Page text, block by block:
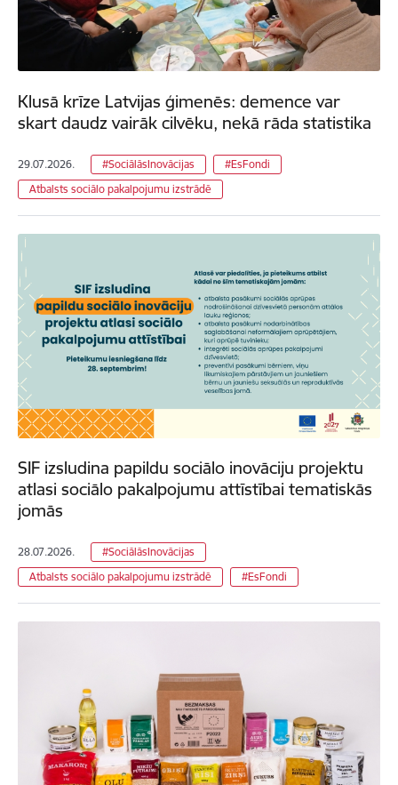
Klusā krīze Latvijas ģimenēs: demence var
skart daudz vairāk cilvēku, nekā rāda statistika
29.07.2026. #SociālāsInovācijas
#EsFondi
Atbalsts sociālo pakalpojumu izstrādē
SIF izsludina papildu sociālo inovāciju projektu
atlasi sociālo pakalpojumu attīstībai tematiskās
jomās
28.07.2026.
#SociālāsInovācijas
Atbalsts sociālo pakalpojumu izstrādē
#EsFondi